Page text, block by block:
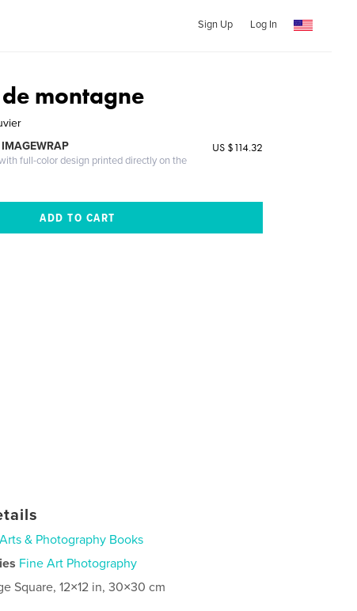
Sign Up Log In
montagne
full-color design printed directly on the
US $114.32
Arts & Photography Books
Fine Art Photography
Square, 12×12 in, 30×30 cm